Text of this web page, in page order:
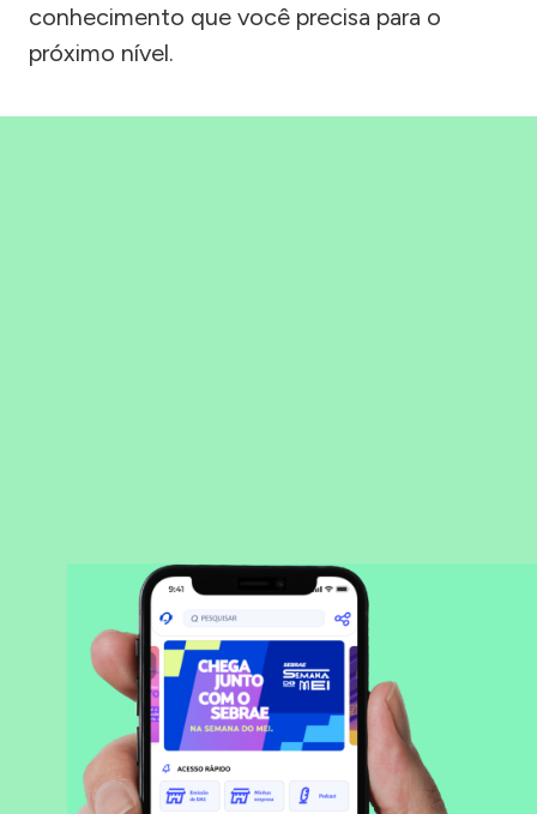
conhecimento que você precisa para o
próximo nível.